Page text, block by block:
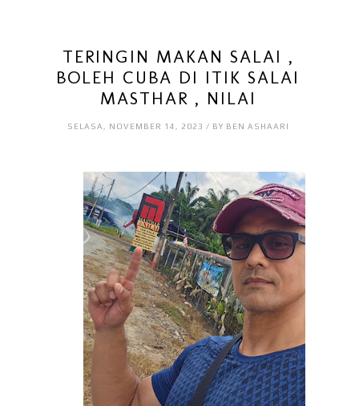
TERINGIN MAKAN SALAI ,
BOLEH CUBA DI ITIK SALAI
MASTHAR , NILAI
SELASA, NOVEMBER 14, 2023 / BY BEN ASHAARI